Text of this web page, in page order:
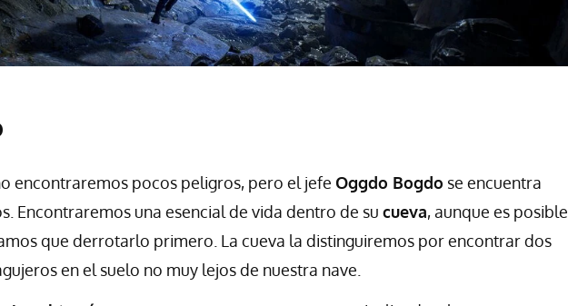
encontraremos pocos peligros, pero el jefe Oggdo Bogdo se encuentra
Encontraremos una esencial de vida dentro de su cueva, aunque es posible
que derrotarlo primero. La cueva la distinguiremos por encontrar dos
en el suelo no muy lejos de nuestra nave.